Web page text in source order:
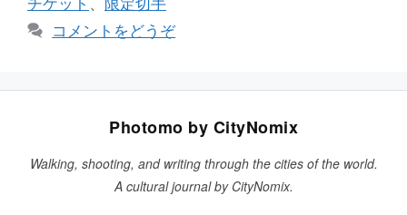
コメントをどうぞ
Photomo by CityNomix
Walking, shooting, and writing through the cities of the world.
A cultural journal by CityNomix.